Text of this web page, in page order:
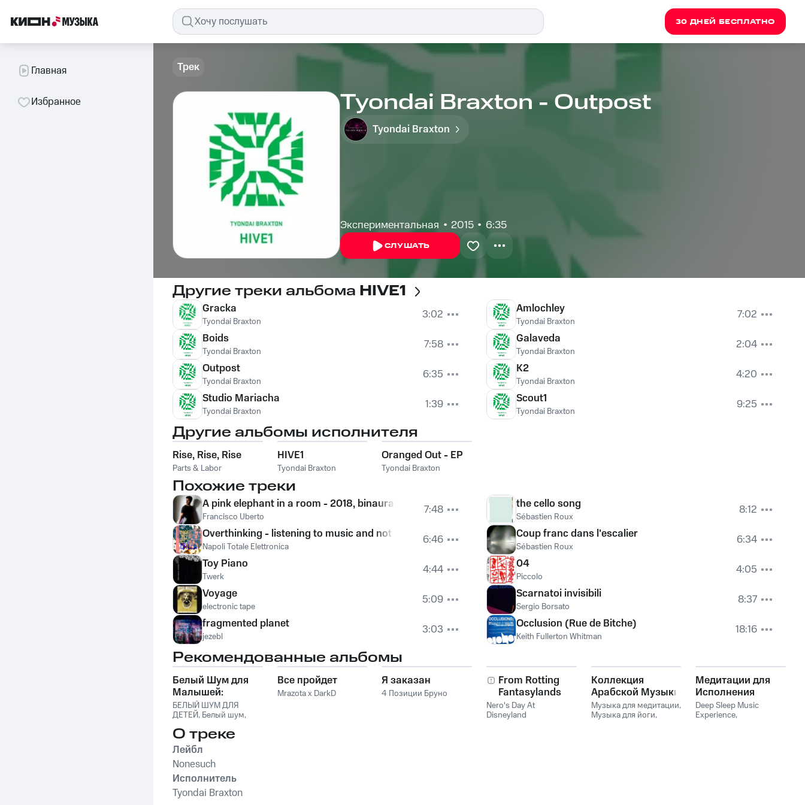
30 ДНЕЙ БЕСПЛАТНО
Главная
Избранное
Трек
Tyondai Braxton - Outpost
Tyondai Braxton
Экспериментальная 2015 6:35
СЛУШАТЬ
Другие треки альбома HIVE1
Gracka
Tyondai Braxton
3:02
Boids
Tyondai Braxton
7:58
Outpost
Tyondai Braxton
6:35
Studio Mariacha
Tyondai Braxton 1:39
Amlochley
Tyondai Braxton
7:02
Galaveda
Tyondai Braxton
2:04
K2
Tyondai Braxton
4:20
Scout1
Tyondai Braxton 9:25
Другие альбомы исполнителя
Rise, Rise, Rise
Parts & Labor
HIVE1
Tyondai Braxton
Oranged Out - EP
Tyondai Braxton
Похожие треки
A pink elephant in a room - 2018, binaural
Francisco Uberto
7:48
Overthinking - listening to music and not talking is the best, I think
Napoli Totale Elettronica
6:46
Toy Piano
Twerk
4:44
Voyage
electronic tape
5:09
fragmented planet
jezebl 3:03
the cello song
Sébastien Roux
8:12
Coup franc dans l'escalier
Sébastien Roux
6:34
04
Piccolo
4:05
Scarnatoi invisibili
Sergio Borsato
8:37
Occlusion (Rue de Bitche)
Keith Fullerton Whitman 18:16
Рекомендованные альбомы
Белый Шум для
Малышей:
Крепкий Сон и
Успокоение Плача
БЕЛЫЙ ШУМ ДЛЯ
ДЕТЕЙ, Белый шум,
Sleep,Sleep Music
Все пройдет
Mrazota x DarkD
Я заказан
4 Позиции Бруно
From Rotting
Fantasylands
Nero's Day At
Disneyland
Коллекция
Арабской Музыки
для Медитации и
Релакса
Музыка для медитации,
Музыка для йоги,
Медитации для
Исполнения
Желаний: Энергия
Вселенной
Deep Sleep Music
Experience,
О треке
Лейбл
Nonesuch
Исполнитель
Tyondai Braxton